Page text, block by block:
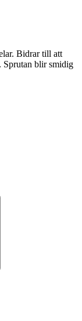
Bidrar till att
blir smidig